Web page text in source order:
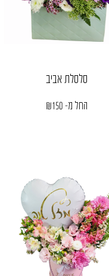
סלסלת אביב
החל מ- ₪150